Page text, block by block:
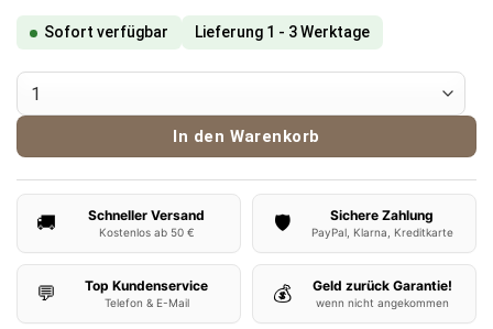
Sofort verfügbar Lieferung 1 - 3 Werktage
SC Red Line Citrus Nikotinsalz Liquid Menge
In den Warenkorb
🚚 Schneller Versand
Kostenlos ab 50 € 🛡️ Sichere Zahlung
PayPal, Klarna, Kreditkarte
💬 Top Kundenservice
Telefon & E-Mail 💰 Geld zurück Garantie!
wenn nicht angekommen